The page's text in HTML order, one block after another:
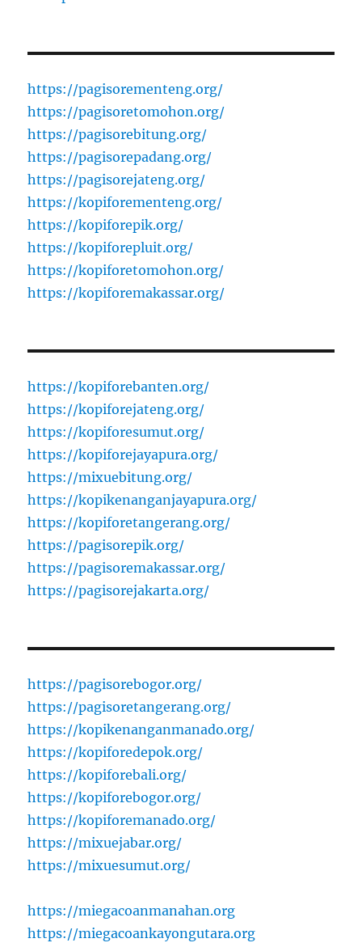
https://pagisorementeng.org/
https://pagisoretomohon.org/
https://pagisorebitung.org/
https://pagisorepadang.org/
https://pagisorejateng.org/
https://kopiforementeng.org/
https://kopiforepik.org/
https://kopiforepluit.org/
https://kopiforetomohon.org/
https://kopiforemakassar.org/
https://kopiforebanten.org/
https://kopiforejateng.org/
https://kopiforesumut.org/
https://kopiforejayapura.org/
https://mixuebitung.org/
https://kopikenanganjayapura.org/
https://kopiforetangerang.org/
https://pagisorepik.org/
https://pagisoremakassar.org/
https://pagisorejakarta.org/
https://pagisorebogor.org/
https://pagisoretangerang.org/
https://kopikenanganmanado.org/
https://kopiforedepok.org/
https://kopiforebali.org/
https://kopiforebogor.org/
https://kopiforemanado.org/
https://mixuejabar.org/
https://mixuesumut.org/
https://miegacoanmanahan.org
https://miegacoankayongutara.org